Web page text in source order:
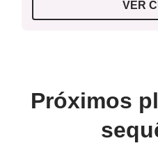
VER
Próximos